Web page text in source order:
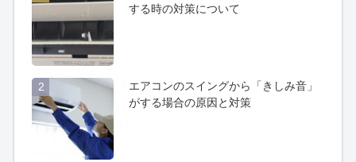
する時の対策について
2
エアコンのスイングから「きしみ音」
がする場合の原因と対策